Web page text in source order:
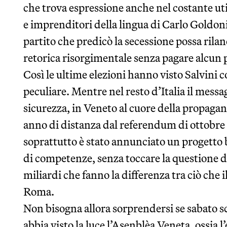
che trova espressione anche nel costante
e imprenditori della lingua di Carlo
partito che predicò la secessione possa
retorica risorgimentale senza pagare alcun
Così le ultime elezioni hanno visto Salvini
peculiare. Mentre nel resto d’Italia il
sicurezza, in Veneto al cuore della
anno di distanza dal referendum di ottobre
soprattutto è stato annunciato un
di competenze, senza toccare la questione
miliardi che fanno la differenza tra ciò che
Roma.
Non bisogna allora sorprendersi se sabato